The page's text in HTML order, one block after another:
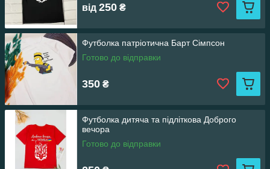
від 250 ₴
Футболка патріотична Барт Сімпсон
Готово до відправки
350 ₴
Футболка дитяча та підліткова Доброго
вечора
Готово до відправки